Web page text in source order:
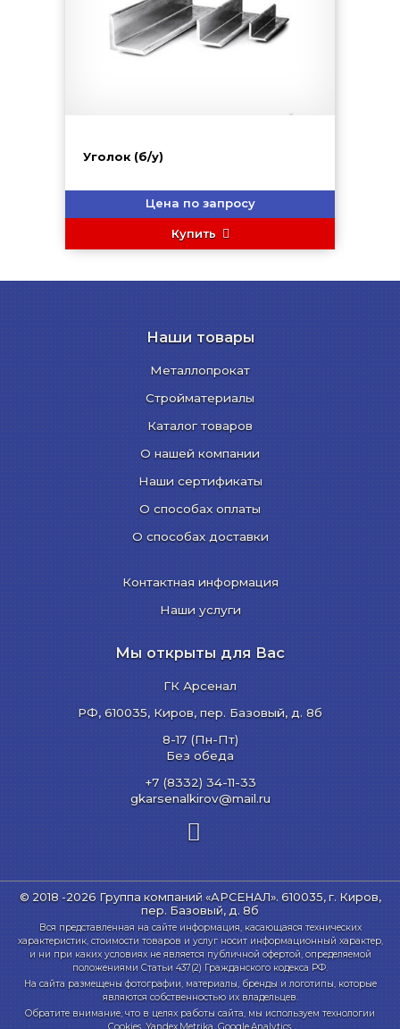
Уголок (б/у)
Цена по запросу
Купить
Наши товары
Металлопрокат
Стройматериалы
Каталог товаров
О нашей компании
Наши сертификаты
О способах оплаты
О способах доставки
Контактная информация
Наши услуги
Мы открыты для Вас
ГК Арсенал
РФ, 610035, Киров, пер. Базовый, д. 8б
8-17 (Пн-Пт)
Без обеда
+7 (8332) 34-11-33
gkarsenalkirov@mail.ru
© 2018 -2026 Группа компаний «АРСЕНАЛ». 610035, г. Киров,
пер. Базовый, д. 8б
Вся представленная на сайте информация, касающаяся технических
характеристик, стоимости товаров и услуг носит информационный характер,
и ни при каких условиях не является публичной офертой, определяемой
положениями Статьи 437(2) Гражданского кодекса РФ.
На сайта размещены фотографии, материалы, бренды и логотипы, которые
являются собственностью их владельцев.
Обратите внимание, что в целях работы сайта, мы используем технологии
Cookies, Yandex.Metrika, Google.Analytics.